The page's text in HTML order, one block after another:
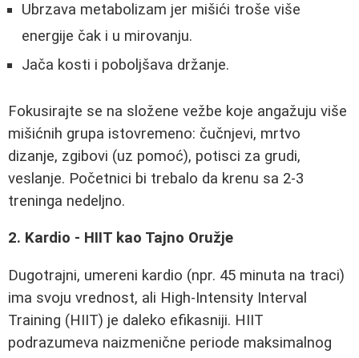
Ubrzava metabolizam jer mišići troše više
energije čak i u mirovanju.
Jača kosti i poboljšava držanje.
Fokusirajte se na složene vežbe koje angažuju više
mišićnih grupa istovremeno: čučnjevi, mrtvo
dizanje, zgibovi (uz pomoć), potisci za grudi,
veslanje. Početnici bi trebalo da krenu sa 2-3
treninga nedeljno.
2. Kardio - HIIT kao Tajno Oružje
Dugotrajni, umereni kardio (npr. 45 minuta na traci)
ima svoju vrednost, ali High-Intensity Interval
Training (HIIT) je daleko efikasniji. HIIT
podrazumeva naizmenične periode maksimalnog